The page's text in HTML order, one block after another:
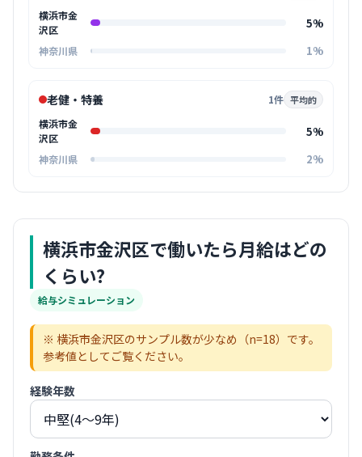
横浜市金
沢区
5%
神奈川県 1%
老健・特養 1件 平均的
横浜市金
沢区
5%
神奈川県 2%
横浜市金沢区で働いたら月給はどの
くらい?
給与シミュレーション
※ 横浜市金沢区のサンプル数が少なめ（n=18）です。
参考値としてご覧ください。
経験年数